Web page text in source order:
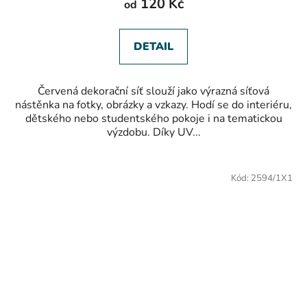
5,0
5
hvězdiček.
od 120 Kč
DETAIL
Červená dekorační síť slouží jako výrazná síťová
nástěnka na fotky, obrázky a vzkazy. Hodí se do interiéru,
dětského nebo studentského pokoje i na tematickou
výzdobu. Díky UV...
Kód: 2594/1X1